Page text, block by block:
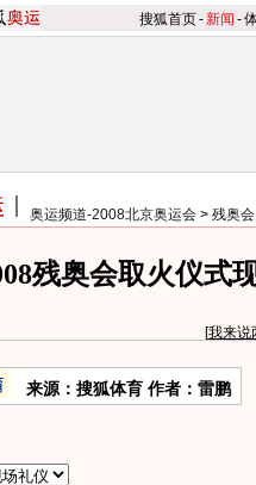
搜狐首页-新闻 -
奥运频道-2008北京奥运会 > 残奥
残奥会取火仪式
[我来说
来源：搜狐体育 作者：雷鹏